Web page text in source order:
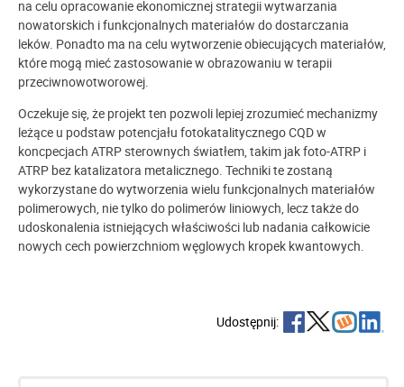
na celu opracowanie ekonomicznej strategii wytwarzania
nowatorskich i funkcjonalnych materiałów do dostarczania
leków. Ponadto ma na celu wytworzenie obiecujących materiałów,
które mogą mieć zastosowanie w obrazowaniu w terapii
przeciwnowotworowej.
Oczekuje się, że projekt ten pozwoli lepiej zrozumieć mechanizmy
leżące u podstaw potencjału fotokatalitycznego CQD w
koncpecjach ATRP sterownych światłem, takim jak foto-ATRP i
ATRP bez katalizatora metalicznego. Techniki te zostaną
wykorzystane do wytworzenia wielu funkcjonalnych materiałów
polimerowych, nie tylko do polimerów liniowych, lecz także do
udoskonalenia istniejących właściwości lub nadania całkowicie
nowych cech powierzchniom węglowych kropek kwantowych.
Udostępnij: